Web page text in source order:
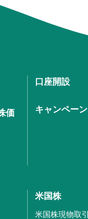
価
口座開設
キャンペーン
米国株
米国株現物取引